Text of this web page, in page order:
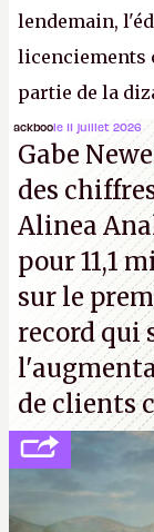
lendemain,
licenciements
partie de la
travaillé sur
d'Ubisoft
ackboole 11 juillet 2026
Gabe
des
Alinea
pour 11,1
sur le
record qui
de clients